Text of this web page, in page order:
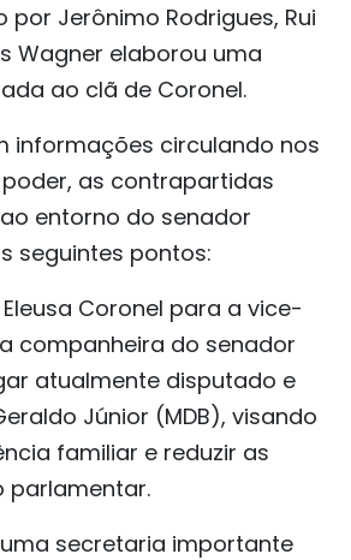
Jerônimo Rodrigues, Rui
Wagner elaborou uma
ao clã de Coronel.
informações circulando nos
as contrapartidas
entorno do senador
seguintes pontos:
Coronel para a vice-
companheira do senador
atualmente disputado e
Júnior (MDB), visando
familiar e reduzir as
parlamentar.
secretaria importante